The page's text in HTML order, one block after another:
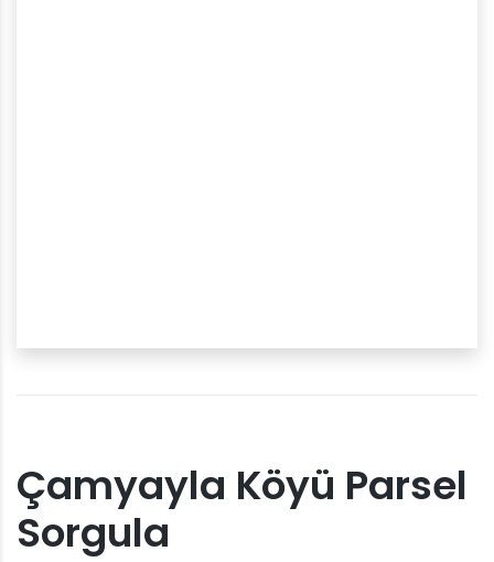
Çamyayla Köyü Parsel
Sorgula